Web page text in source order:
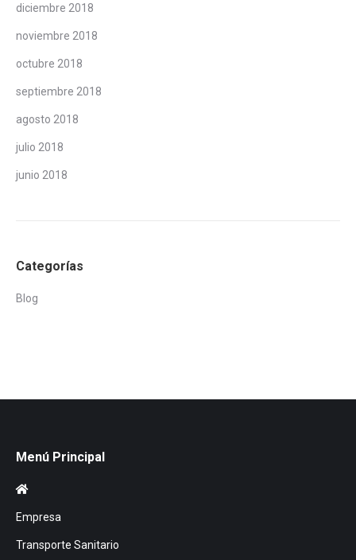
diciembre 2018
noviembre 2018
octubre 2018
septiembre 2018
agosto 2018
julio 2018
junio 2018
Categorías
Blog
Menú Principal
Empresa
Transporte Sanitario